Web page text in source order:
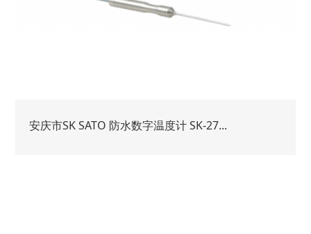
安庆市SK SATO 防水数字温度计 SK-27...